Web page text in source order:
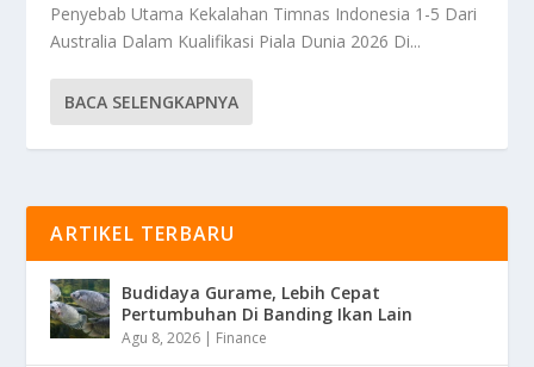
Penyebab Utama Kekalahan Timnas Indonesia 1-5 Dari
Australia Dalam Kualifikasi Piala Dunia 2026 Di...
BACA SELENGKAPNYA
ARTIKEL TERBARU
Budidaya Gurame, Lebih Cepat
Pertumbuhan Di Banding Ikan Lain
Agu 8, 2026 | Finance